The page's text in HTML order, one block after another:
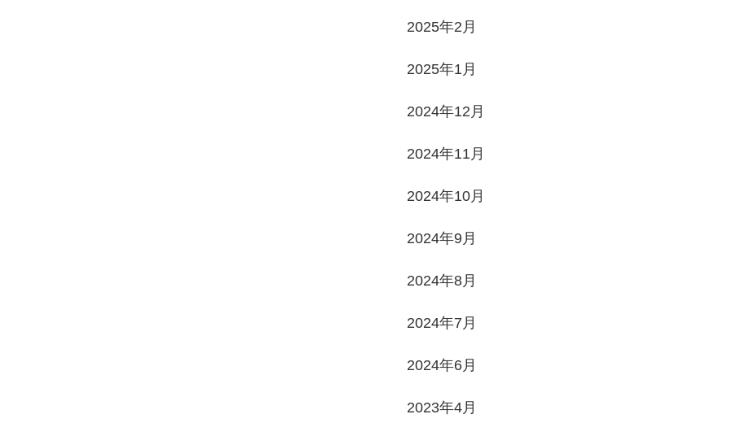
2025年2月
2025年1月
2024年12月
2024年11月
2024年10月
2024年9月
2024年8月
2024年7月
2024年6月
2023年4月